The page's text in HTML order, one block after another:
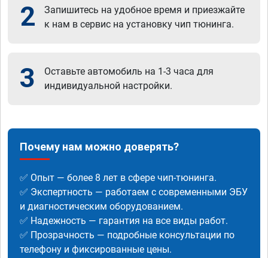
2
Запишитесь на удобное время и приезжайте
к нам в сервис на установку чип тюнинга.
3
Оставьте автомобиль на 1-3 часа для
индивидуальной настройки.
Почему нам можно доверять?
✅ Опыт — более 8 лет в сфере чип-тюнинга.
✅ Экспертность — работаем с современными ЭБУ
и диагностическим оборудованием.
✅ Надежность — гарантия на все виды работ.
✅ Прозрачность — подробные консультации по
телефону и фиксированные цены.